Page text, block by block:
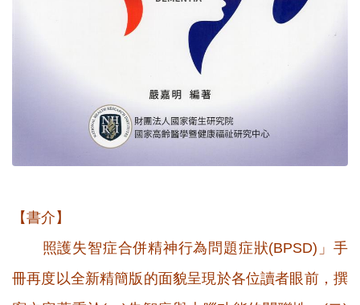
【書介】
照護失智症合併精神行為問題症狀(BPSD)」手
冊再度以全新精簡版的面貌呈現於各位讀者眼前，撰